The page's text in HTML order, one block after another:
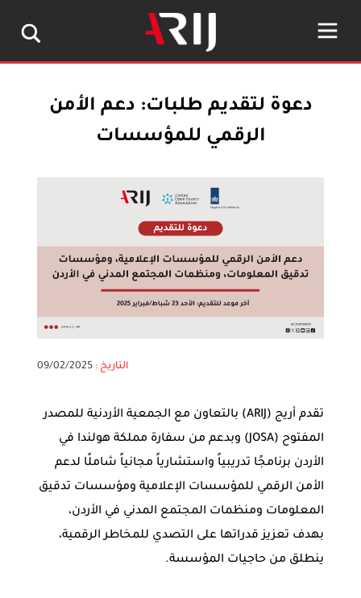
دعوة لتقديم طلبات: دعم الأمن
الرقمي للمؤسسات
التاريخ :09/02/2025
تقدم أريج (ARIJ) بالتعاون مع الجمعية الأردنية للمصدر
المفتوح (JOSA) وبدعم من سفارة مملكة هولندا في
الأردن برنامجًا تدريبياً واستشارياً مجانياً شاملًا لدعم
الأمن الرقمي للمؤسسات الإعلامية ومؤسسات تدقيق
المعلومات ومنظمات المجتمع المدني في الأردن،
بهدف تعزيز قدراتها على التصدي للمخاطر الرقمية،
ينطلق من حاجيات المؤسسة.